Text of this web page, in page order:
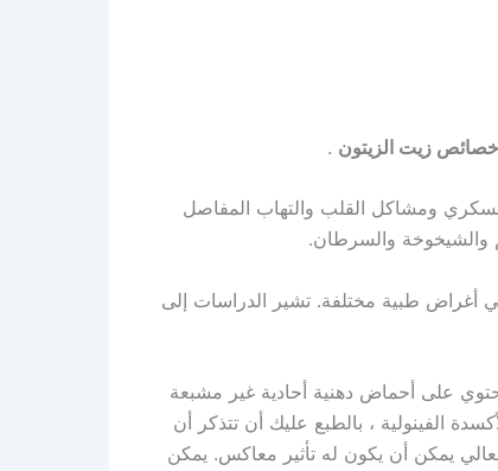
خصائص زيت الزيتون .
ومشاكل القلب والتهاب المفاصل
والشيخوخة والسرطان.
أغراض طبية مختلفة. تشير الدراسات إلى
على أحماض دهنية أحادية غير مشبعة
الفينولية ، بالطبع عليك أن تتذكر أن
يمكن أن يكون له تأثير معاكس. يمكن